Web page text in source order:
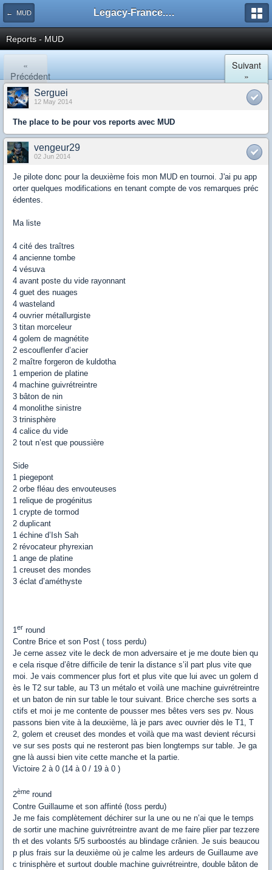
← MUD Legacy-France.org - Forum
Reports - MUD
«
Précédent
Suivant
»
Serguei
12 May 2014
The place to be pour vos reports avec MUD
vengeur29
02 Jun 2014
Je pilote donc pour la deuxième fois mon MUD en tournoi. J'ai pu app
orter quelques modifications en tenant compte de vos remarques préc
édentes.
Ma liste
4 cité des traîtres
4 ancienne tombe
4 vésuva
4 avant poste du vide rayonnant
4 guet des nuages
4 wasteland
4 ouvrier métallurgiste
3 titan morceleur
4 golem de magnétite
2 escouflenfer d’acier
2 maître forgeron de kuldotha
1 emperion de platine
4 machine guivrétreintre
3 bâton de nin
4 monolithe sinistre
3 trinisphère
4 calice du vide
2 tout n’est que poussière
Side
1 piegepont
2 orbe fléau des envouteuses
1 relique de progénitus
1 crypte de tormod
2 duplicant
1 échine d’Ish Sah
2 révocateur phyrexian
1 ange de platine
1 creuset des mondes
3 éclat d’améthyste
1er round
Contre Brice et son Post ( toss perdu)
Je cerne assez vite le deck de mon adversaire et je me doute bien qu
e cela risque d’être difficile de tenir la distance s’il part plus vite que
moi. Je vais commencer plus fort et plus vite que lui avec un golem d
ès le T2 sur table, au T3 un métalo et voilà une machine guivrétreintre
et un baton de nin sur table le tour suivant. Brice cherche ses sorts a
ctifs et moi je me contente de pousser mes bêtes vers ses pv. Nous
passons bien vite à la deuxième, là je pars avec ouvrier dès le T1, T
2, golem et creuset des mondes et voilà que ma wast devient récursi
ve sur ses posts qui ne resteront pas bien longtemps sur table. Je ga
gne là aussi bien vite cette manche et la partie.
Victoire 2 à 0 (14 à 0 / 19 à 0 )
2ème round
Contre Guillaume et son affinté (toss perdu)
Je me fais complètement déchirer sur la une ou ne n’ai que le temps
de sortir une machine guivrétreintre avant de me faire plier par tezzere
th et des volants 5/5 surboostés au blindage crânien. Je suis beaucou
p plus frais sur la deuxième où je calme les ardeurs de Guillaume ave
c trinisphère et surtout double machine guivrétreintre, double bâton de